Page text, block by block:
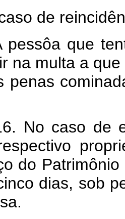
de
pessôa que
na multa a
penas
No caso de
do
dias, sob